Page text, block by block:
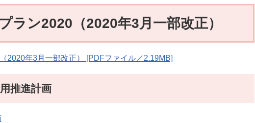
ラン2020（2020年3月一部改正）
2020年3月一部改正） [PDFファイル／2.19MB]
推進計画